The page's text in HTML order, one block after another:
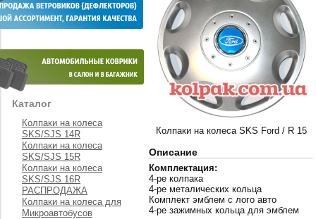
Каталог
Колпаки на колеса
SKS/SJS 14R
Колпаки на колеса
SKS/SJS 15R
Колпаки на колеса
SKS/SJS 16R
РАСПРОДАЖА
Колпаки на колеса для
Микроавтобусов
Колпаки на колеса SKS Ford / R 15
Описание
Комплектация:
4-ре колпака
4-ре металических кольца
Комплект эмблем с лого авто
4-ре зажимных кольца для эмблем